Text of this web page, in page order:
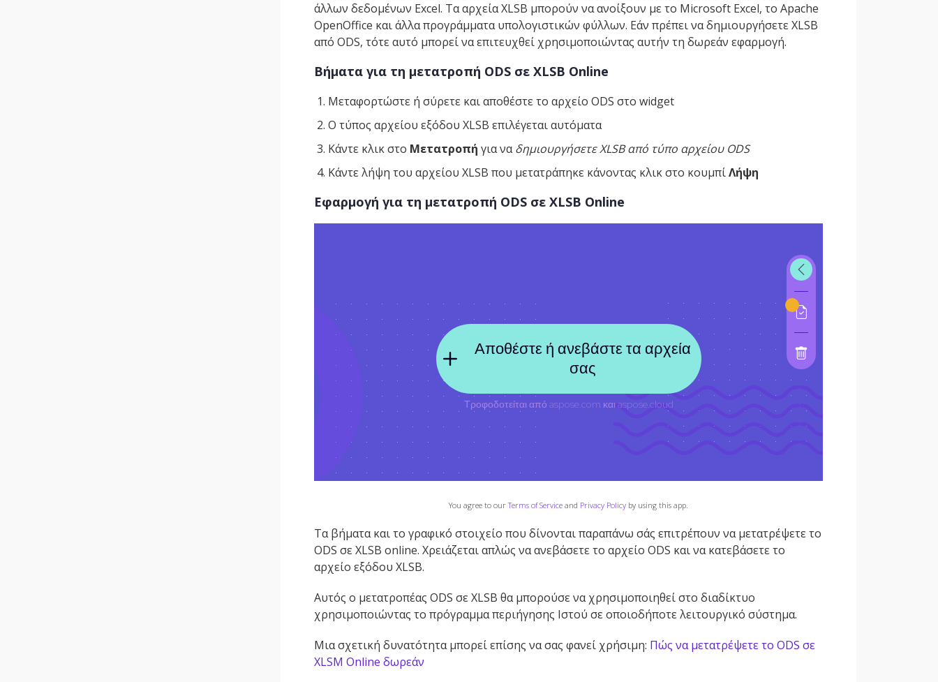
άλλων δεδομένων Excel. Τα αρχεία XLSB μπορούν να ανοίξουν με το Microsoft Excel, το Apache
OpenOffice και άλλα προγράμματα υπολογιστικών φύλλων. Εάν πρέπει να δημιουργήσετε XLSB
από ODS, τότε αυτό μπορεί να επιτευχθεί χρησιμοποιώντας αυτήν τη δωρεάν εφαρμογή.
Βήματα για τη μετατροπή ODS σε XLSB Online
Μεταφορτώστε ή σύρετε και αποθέστε το αρχείο ODS στο widget
Ο τύπος αρχείου εξόδου XLSB επιλέγεται αυτόματα
Κάντε κλικ στο Μετατροπή για ναδημιουργήσετε XLSB από τύπο αρχείου ODS
Κάντε λήψη του αρχείου XLSB που μετατράπηκε κάνοντας κλικ στο κουμπίΛήψη
Εφαρμογή για τη μετατροπή ODS σε XLSB Online
You agree to ourTerms of Service and Privacy Policy by using this app.
Τα βήματα και το γραφικό στοιχείο που δίνονται παραπάνω σάς επιτρέπουν να μετατρέψετε το
ODS σε XLSB online. Χρειάζεται απλώς να ανεβάσετε το αρχείο ODS και να κατεβάσετε το
αρχείο εξόδου XLSB.
Αυτός ο μετατροπέας ODS σε XLSB θα μπορούσε να χρησιμοποιηθεί στο διαδίκτυο
χρησιμοποιώντας το πρόγραμμα περιήγησης Ιστού σε οποιοδήποτε λειτουργικό σύστημα.
Μια σχετική δυνατότητα μπορεί επίσης να σας φανεί χρήσιμη: Πώς να μετατρέψετε το ODS σε
XLSM Online δωρεάν